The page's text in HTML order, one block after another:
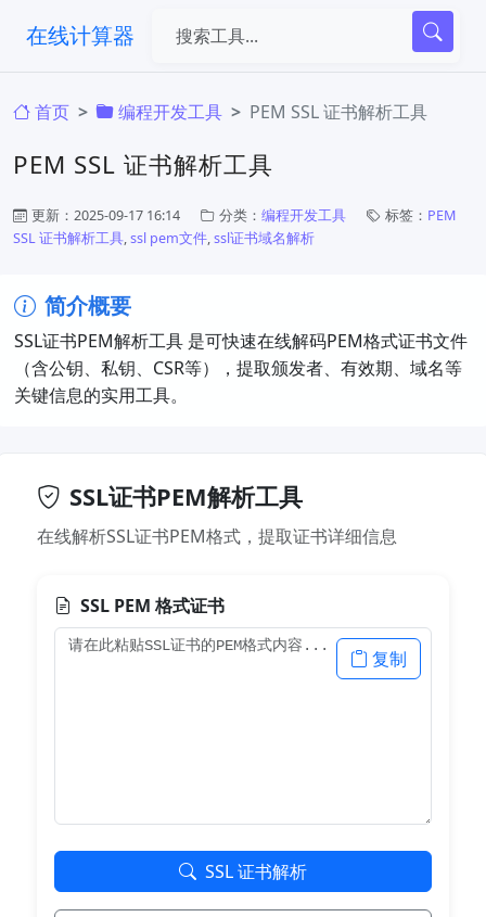
在线计算器
首页 编程开发工具 PEM SSL 证书解析工具
PEM SSL 证书解析工具
更新：2025-09-17 16:14 分类： 编程开发工具 标签： PEM
SSL 证书解析工具,ssl pem文件,ssl证书域名解析
简介概要
SSL证书PEM解析工具​ 是可快速在线解码PEM格式证书文件
（含公钥、私钥、CSR等），提取颁发者、有效期、域名等
关键信息的实用工具。
SSL证书PEM解析工具
在线解析SSL证书PEM格式，提取证书详细信息
SSL PEM 格式证书
复制
SSL 证书解析